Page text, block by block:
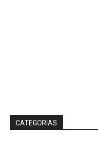
CATEGORIAS